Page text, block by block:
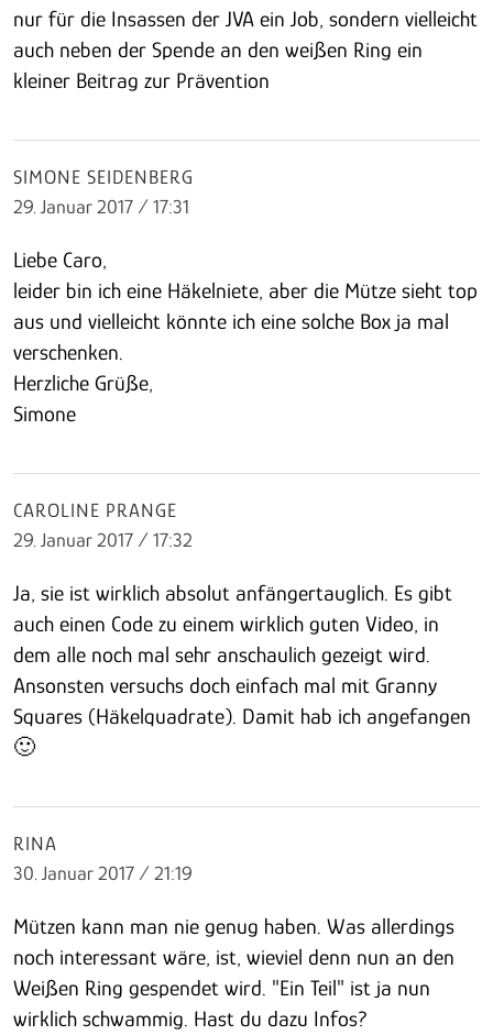
nur für die Insassen der JVA ein Job, sondern vielleicht
auch neben der Spende an den weißen Ring ein
kleiner Beitrag zur Prävention
SIMONE SEIDENBERG
29. Januar 2017 / 17:31
Liebe Caro,
leider bin ich eine Häkelniete, aber die Mütze sieht top
aus und vielleicht könnte ich eine solche Box ja mal
verschenken.
Herzliche Grüße,
Simone
CAROLINE PRANGE
29. Januar 2017 / 17:32
Ja, sie ist wirklich absolut anfängertauglich. Es gibt
auch einen Code zu einem wirklich guten Video, in
dem alle noch mal sehr anschaulich gezeigt wird.
Ansonsten versuchs doch einfach mal mit Granny
Squares (Häkelquadrate). Damit hab ich angefangen
🙂
RINA
30. Januar 2017 / 21:19
Mützen kann man nie genug haben. Was allerdings
noch interessant wäre, ist, wieviel denn nun an den
Weißen Ring gespendet wird. "Ein Teil" ist ja nun
wirklich schwammig. Hast du dazu Infos?